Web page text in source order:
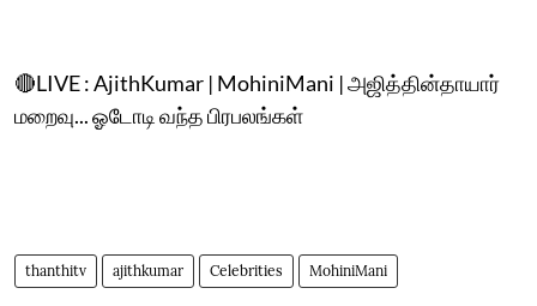
🔴LIVE : AjithKumar | MohiniMani | அஜித்தின்தாயார்
மறைவு... ஓடோடி வந்த பிரபலங்கள்
thanthitv ajithkumar Celebrities MohiniMani